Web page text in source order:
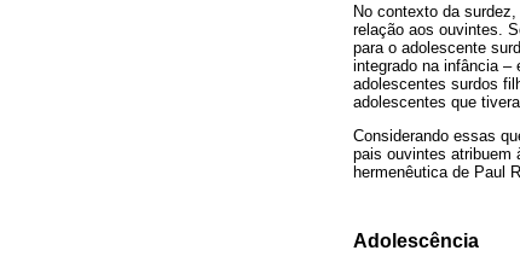
No contexto da
relação aos ouvintes.
para o adolescente
integrado na infância –
adolescentes surdos
adolescentes que
Considerando essas
pais ouvintes atribuem
hermenêutica de Paul
Adolescência